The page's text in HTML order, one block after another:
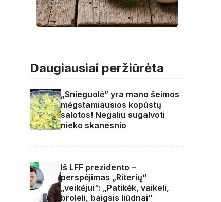
Daugiausiai peržiūrėta
„Snieguolė” yra mano šeimos
mėgstamiausios kopūstų
salotos! Negaliu sugalvoti
nieko skanesnio
Iš LFF prezidento –
perspėjimas „Riterių“
„veikėjui“: „Patikėk, vaikeli,
broleli, baigsis liūdnai“